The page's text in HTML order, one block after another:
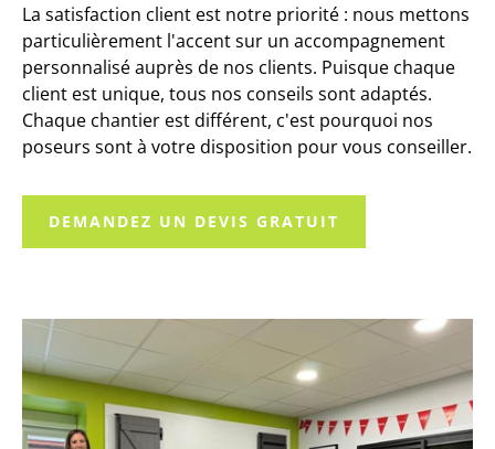
La satisfaction client est notre priorité : nous mettons
particulièrement l'accent sur un accompagnement
personnalisé auprès de nos clients. Puisque chaque
client est unique, tous nos conseils sont adaptés.
Chaque chantier est différent, c'est pourquoi nos
poseurs sont à votre disposition pour vous conseiller.
DEMANDEZ UN DEVIS GRATUIT